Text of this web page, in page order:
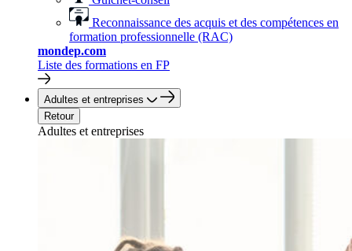
Reconnaissance des acquis et des compétences en
formation professionnelle (RAC)
mondep.com
Liste des formations en FP
Adultes et entreprises
Retour
Adultes et entreprises